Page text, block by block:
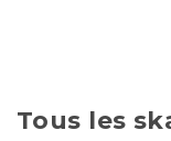
Tous les